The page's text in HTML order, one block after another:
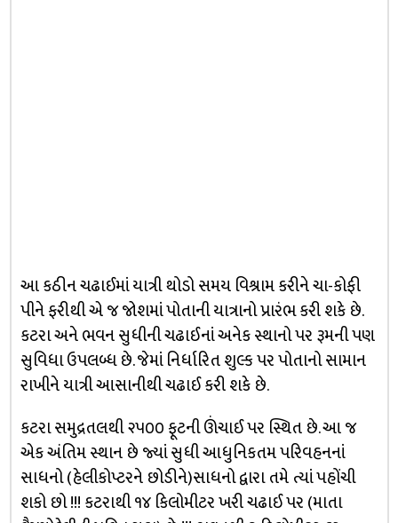
આ કઠીન ચઢાઈમાં યાત્રી થોડો સમય વિશ્રામ કરીને ચા-કોફી
પીને ફરીથી એ જ જોશમાં પોતાની યાત્રાનો પ્રારંભ કરી શકે છે.
કટરા અને ભવન સુધીની ચઢાઈનાં અનેક સ્થાનો પર રૂમની પણ
સુવિધા ઉપલબ્ધ છે. જેમાં નિર્ધારિત શુલ્ક પર પોતાનો સામાન
રાખીને યાત્રી આસાનીથી ચઢાઈ કરી શકે છે.
કટરા સમુદ્રતલથી ૨૫૦૦ ફૂટની ઊંચાઈ પર સ્થિત છે. આ જ
એક અંતિમ સ્થાન છે જ્યાં સુધી આધુનિકતમ પરિવહનનાં
સાધનો (હેલીકોપ્ટરને છોડીને)સાધનો દ્વારા તમે ત્યાં પહોંચી
શકો છો !!! કટરાથી ૧૪ કિલોમીટર ખરી ચઢાઈ પર (માતા